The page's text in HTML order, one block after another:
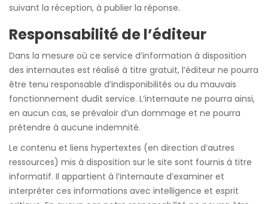
suivant la réception, à publier la réponse.
Responsabilité de l’éditeur
Dans la mesure où ce service d’information à disposition
des internautes est réalisé à titre gratuit, l’éditeur ne pourra
être tenu responsable d’indisponibilités ou du mauvais
fonctionnement dudit service. L’internaute ne pourra ainsi,
en aucun cas, se prévaloir d’un dommage et ne pourra
prétendre à aucune indemnité.
Le contenu et liens hypertextes (en direction d’autres
ressources) mis à disposition sur le site sont fournis à titre
informatif. Il appartient à l’internaute d’examiner et
interpréter ces informations avec intelligence et esprit